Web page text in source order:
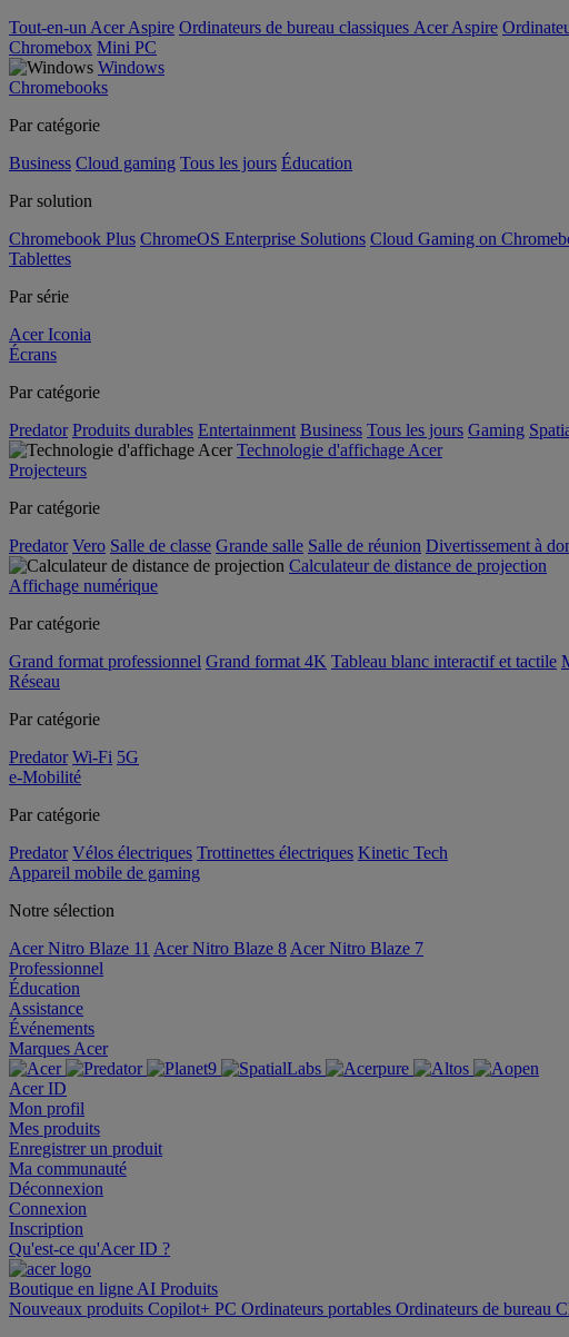
Tout-en-un Acer Aspire Ordinateurs de bureau classiques Acer Aspire
Chromebox Mini PC
Windows
Chromebooks
Par catégorie
Business Cloud gaming Tous les jours Éducation
Par solution
Chromebook Plus ChromeOS Enterprise Solutions Cloud Gaming on
Tablettes
Par série
Acer Iconia
Écrans
Par catégorie
Predator Produits durables Entertainment Business Tous les jours Gaming
Technologie d'affichage Acer
Projecteurs
Par catégorie
Predator Vero Salle de classe Grande salle Salle de réunion Divertissement à
Calculateur de distance de projection
Affichage numérique
Par catégorie
Grand format professionnel Grand format 4K Tableau blanc interactif et tactile
Réseau
Par catégorie
Predator Wi-Fi 5G
e-Mobilité
Par catégorie
Predator Vélos électriques Trottinettes électriques Kinetic Tech
Appareil mobile de gaming
Notre sélection
Acer Nitro Blaze 11 Acer Nitro Blaze 8 Acer Nitro Blaze 7
Professionnel
Éducation
Assistance
Événements
Marques Acer
Acer ID
Mon profil
Mes produits
Enregistrer un produit
Ma communauté
Déconnexion
Connexion
Inscription
Qu'est-ce qu'Acer ID ?
Boutique en ligne AI Produits
Nouveaux produits Copilot+ PC Ordinateurs portables Ordinateurs de bureau